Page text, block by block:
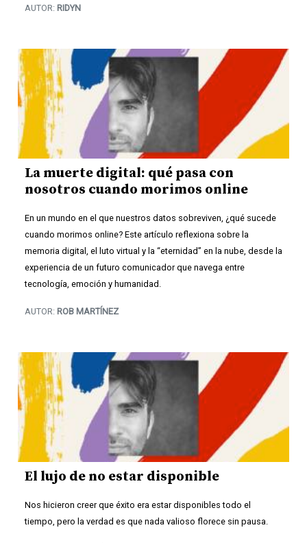
AUTOR: RIDYN
La muerte digital: qué pasa con
nosotros cuando morimos online
En un mundo en el que nuestros datos sobreviven, ¿qué sucede
cuando morimos online? Este artículo reflexiona sobre la
memoria digital, el luto virtual y la “eternidad” en la nube, desde la
experiencia de un futuro comunicador que navega entre
tecnología, emoción y humanidad.
AUTOR: ROB MARTÍNEZ
El lujo de no estar disponible
Nos hicieron creer que éxito era estar disponibles todo el
tiempo, pero la verdad es que nada valioso florece sin pausa.